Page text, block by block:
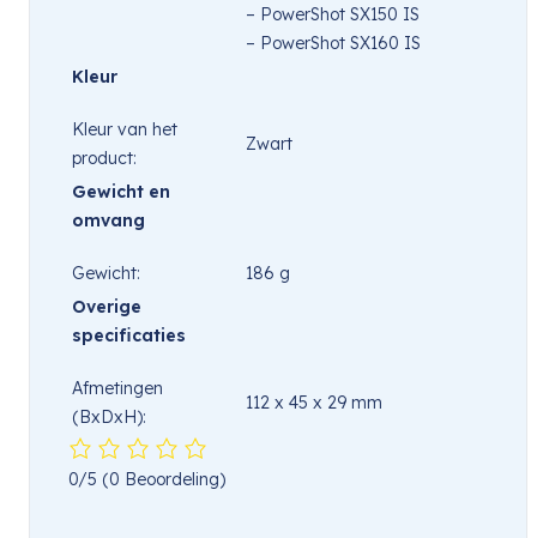
– PowerShot SX150 IS
– PowerShot SX160 IS
Kleur
Kleur van het
product:
Zwart
Gewicht en
omvang
Gewicht:
186 g
Overige
specificaties
Afmetingen
(BxDxH):
112 x 45 x 29 mm
0/5 (0 Beoordeling)